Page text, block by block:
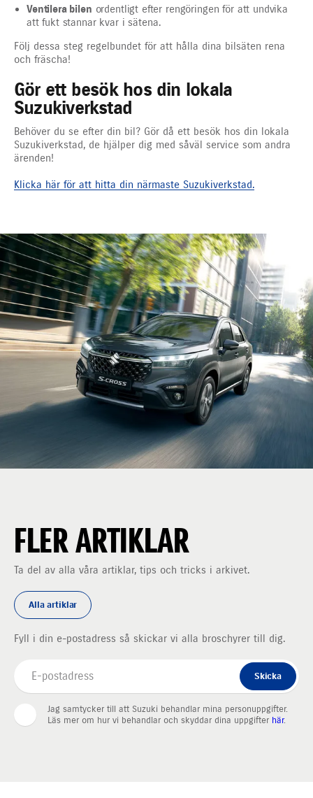
Ventilera bilen ordentligt efter rengöringen för att undvika
att fukt stannar kvar i sätena.
Följ dessa steg regelbundet för att hålla dina bilsäten rena
och fräscha!
Gör ett besök hos din lokala
Suzukiverkstad
Behöver du se efter din bil? Gör då ett besök hos din lokala
Suzukiverkstad, de hjälper dig med såväl service som andra
ärenden!
Klicka här för att hitta din närmaste Suzukiverkstad.
FLER ARTIKLAR
Ta del av alla våra artiklar, tips och tricks i arkivet.
Alla artiklar
Fyll i din e-postadress så skickar vi alla broschyrer till dig.
Skicka
Jag samtycker till att Suzuki behandlar mina personuppgifter.
Läs mer om hur vi behandlar och skyddar dina uppgifter här.